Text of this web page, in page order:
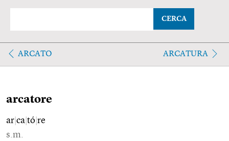
CERCA
ARCATO ARCATURA
arcatore
ar ca tó re
s.m.